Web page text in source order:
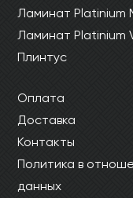
Ламинат Platinium
Ламинат Platinium
Плинтус
Оплата
Доставка
Контакты
Политика в
данных